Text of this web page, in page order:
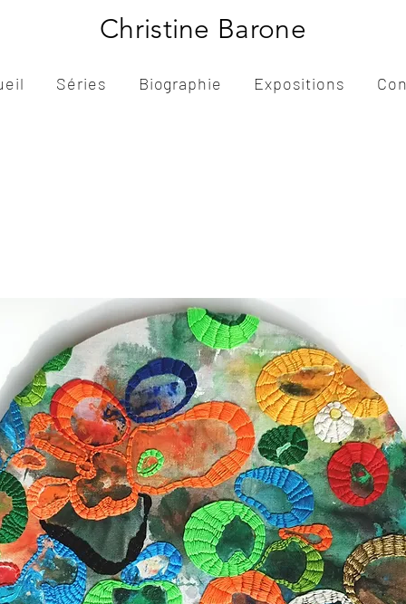
Christine Barone
Séries Biographie Expositions